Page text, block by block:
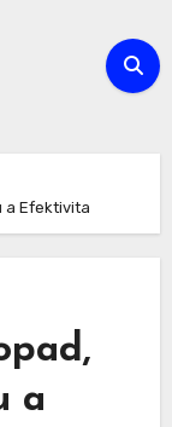
a Efektivita
a